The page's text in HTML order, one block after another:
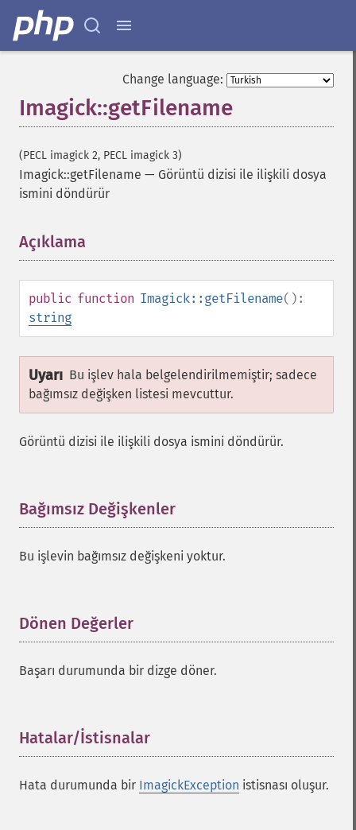
Change language:
Imagick::getFilename
(PECL imagick 2, PECL imagick 3)
Imagick::getFilename — Görüntü dizisi ile ilişkili dosya
ismini döndürür
Açıklama
public function Imagick::getFilename():
string
Uyarı Bu işlev hala belgelendirilmemiştir; sadece
bağımsız değişken listesi mevcuttur.
Görüntü dizisi ile ilişkili dosya ismini döndürür.
Bağımsız Değişkenler
Bu işlevin bağımsız değişkeni yoktur.
Dönen Değerler
Başarı durumunda bir dizge döner.
Hatalar/İstisnalar
Hata durumunda bir ImagickException istisnası oluşur.